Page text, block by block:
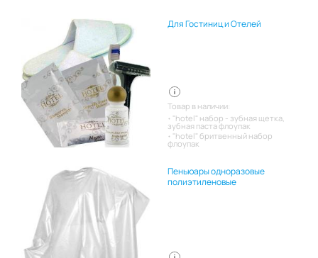
Для Гостиниц и Отелей
Товар в наличии:
"hotel" набор - зубная щетка,
зубная паста флоупак
"hotel" бритвенный набор
флоупак
Пеньюары одноразовые
полиэтиленовые